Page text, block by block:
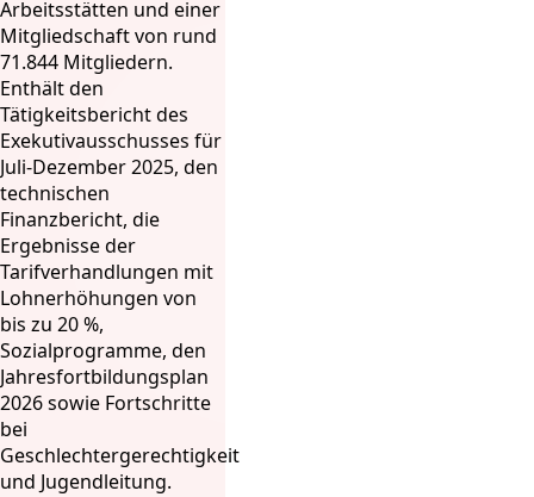
Arbeitsstätten und einer
Mitgliedschaft von rund
71.844 Mitgliedern.
Enthält den
Tätigkeitsbericht des
Exekutivausschusses für
Juli-Dezember 2025, den
technischen
Finanzbericht, die
Ergebnisse der
Tarifverhandlungen mit
Lohnerhöhungen von
bis zu 20 %,
Sozialprogramme, den
Jahresfortbildungsplan
2026 sowie Fortschritte
bei
Geschlechtergerechtigkeit
und Jugendleitung.